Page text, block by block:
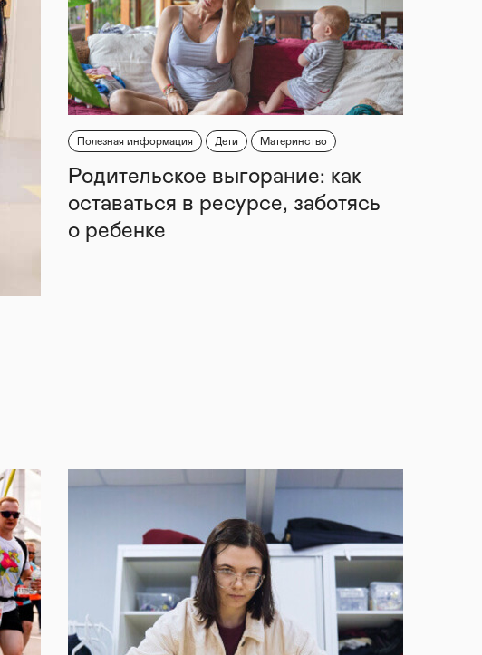
Полезная информация Дети Материнство
Родительское выгорание: как
оставаться в ресурсе, заботясь
о ребенке